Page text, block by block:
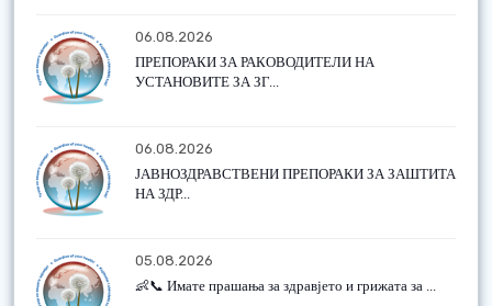
06.08.2026
ПРЕПОРАКИ ЗА РАКОВОДИТЕЛИ НА
УСТАНОВИТЕ ЗА ЗГ...
06.08.2026
ЈАВНОЗДРАВСТВЕНИ ПРЕПОРАКИ ЗА ЗАШТИТА
НА ЗДР...
05.08.2026
👶📞 Имате прашања за здравјето и грижата за ...